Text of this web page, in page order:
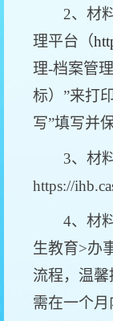
2、材
理平台（
理-档案管
标）”来打
写”填写并
3、材
https://
4、材
生教育>办
流程，温
需在一个